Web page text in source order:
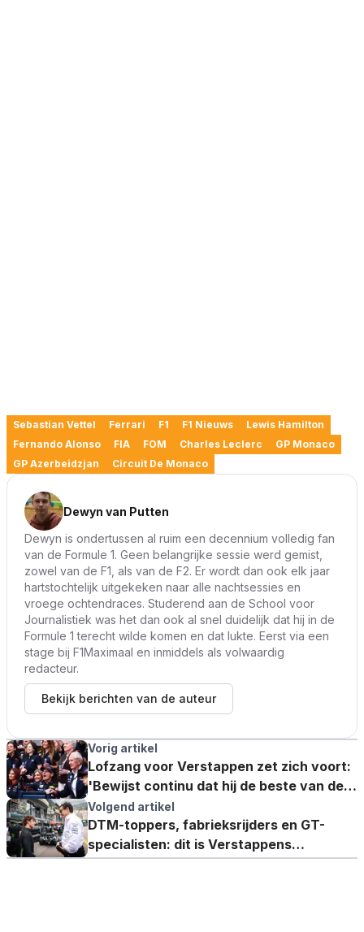
Sebastian Vettel Ferrari F1 F1 Nieuws
Lewis Hamilton
Fernando Alonso
FIA FOM Charles Leclerc
GP Monaco
GP Azerbeidzjan
Circuit De Monaco
Dewyn van Putten
Dewyn is ondertussen al ruim een decennium volledig fan
van de Formule 1. Geen belangrijke sessie werd gemist,
zowel van de F1, als van de F2. Er wordt dan ook elk jaar
hartstochtelijk uitgekeken naar alle nachtsessies en
vroege ochtendraces. Studerend aan de School voor
Journalistiek was het dan ook al snel duidelijk dat hij in de
Formule 1 terecht wilde komen en dat lukte. Eerst via een
stage bij F1Maximaal en inmiddels als volwaardig
redacteur.
Bekijk berichten van de auteur
Vorig artikel
Lofzang voor Verstappen zet zich voort:
'Bewijst continu dat hij de beste van de
wereld is'
Volgend artikel
DTM-toppers, fabrieksrijders en GT-
specialisten: dit is Verstappens
concurrentie op de Nordschleife